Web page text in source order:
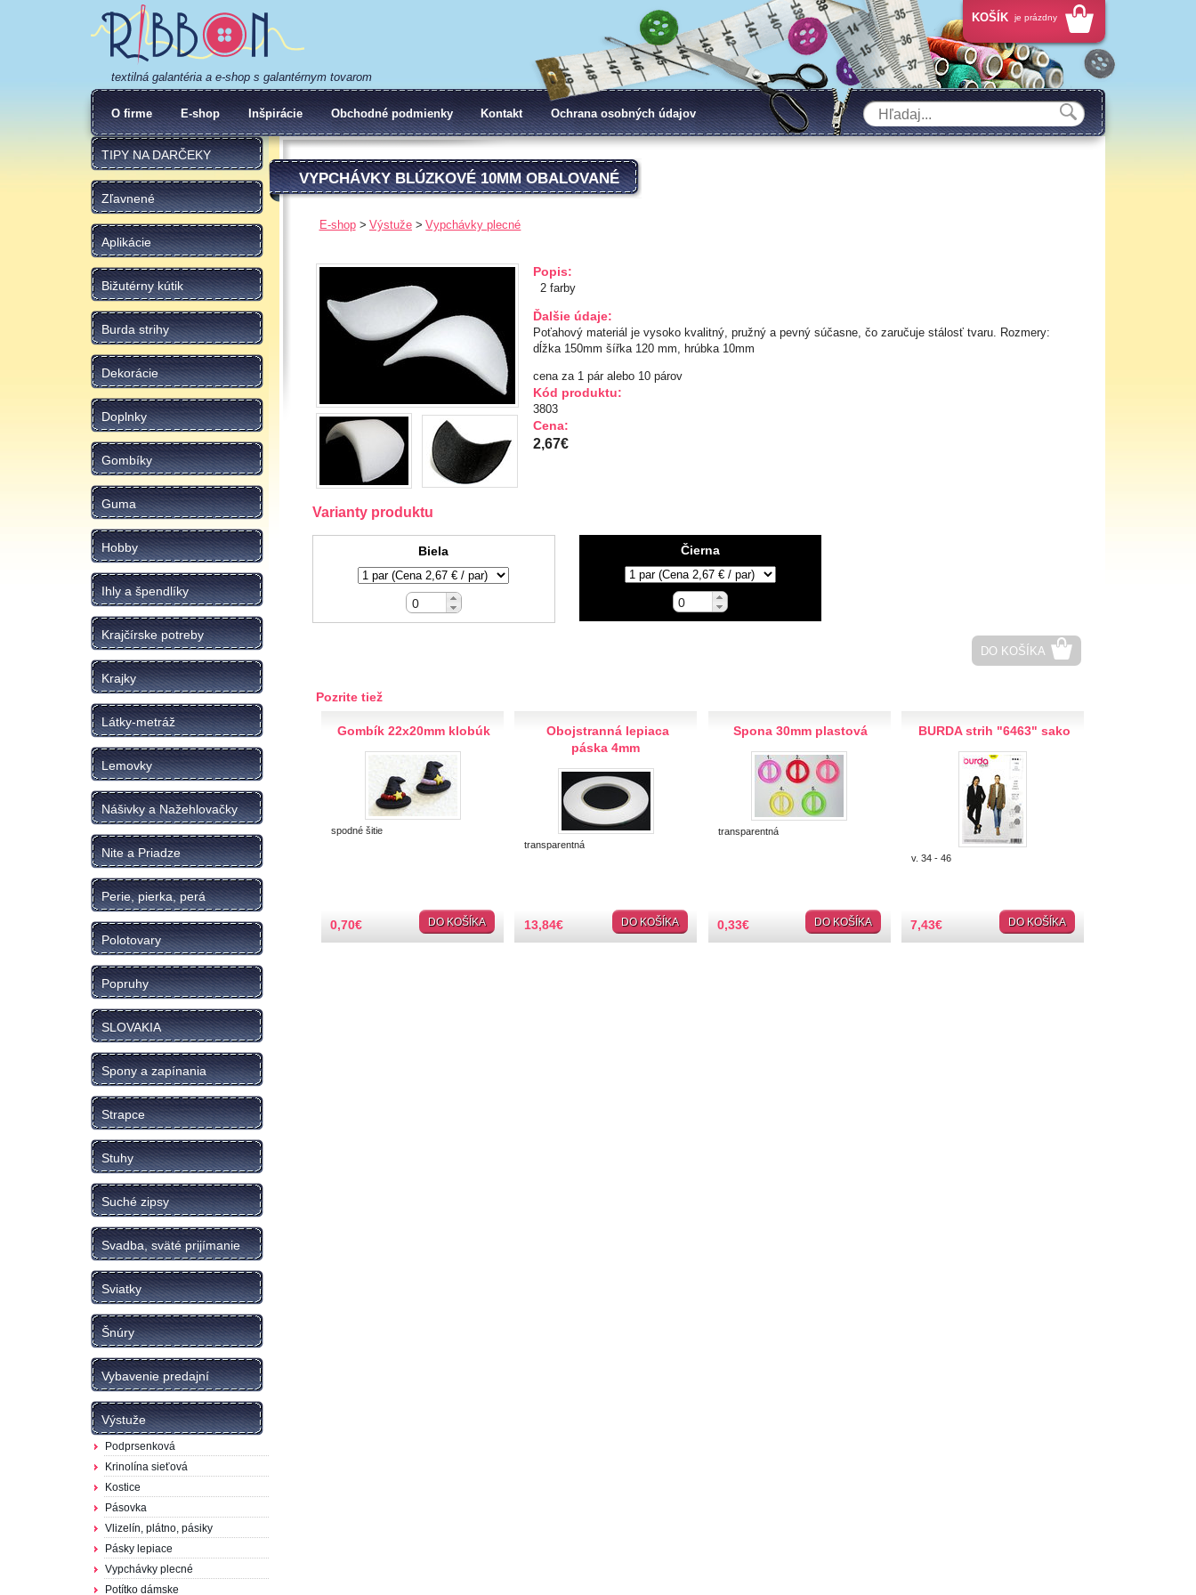
textilná galantéria a e-shop s galantérnym tovarom
KOŠÍK je prázdny
O firme E-shop Inšpirácie Obchodné podmienky Kontakt Ochrana osobných údajov
TIPY NA DARČEKY
Zľavnené
Aplikácie
Bižutérny kútik
Burda strihy
Dekorácie
Doplnky
Gombíky
Guma
Hobby
Ihly a špendlíky
Krajčírske potreby
Krajky
Látky-metráž
Lemovky
Nášivky a Nažehlovačky
Nite a Priadze
Perie, pierka, perá
Polotovary
Popruhy
SLOVAKIA
Spony a zapínania
Strapce
Stuhy
Suché zipsy
Svadba, sväté prijímanie
Sviatky
Šnúry
Vybavenie predajní
Výstuže
Podprsenková
Krinolína sieťová
Kostice
Pásovka
Vlizelín, plátno, pásiky
Pásky lepiace
Vypchávky plecné
Potítko dámske
VYPCHÁVKY BLÚZKOVÉ 10MM OBALOVANÉ
E-shop Výstuže Vypchávky plecné
Popis:
2 farby
Ďalšie údaje:
Poťahový materiál je vysoko kvalitný, pružný a pevný súčasne, čo zaručuje stálosť tvaru. Rozmery:
dĺžka 150mm šířka 120 mm, hrúbka 10mm
cena za 1 pár alebo 10 párov
Kód produktu:
3803
Cena:
2,67€
Varianty produktu
Biela Čierna
DO KOŠÍKA
Pozrite tiež
Gombík 22x20mm klobúk
spodné šitie
0,70€ DO KOŠÍKA
Obojstranná lepiaca
páska 4mm
transparentná
13,84€ DO KOŠÍKA
Spona 30mm plastová
transparentná
0,33€ DO KOŠÍKA
BURDA strih "6463" sako
v. 34 - 46
7,43€ DO KOŠÍKA